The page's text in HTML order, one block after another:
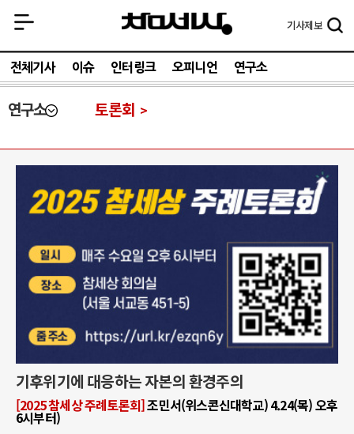
기사제보
전체기사 이슈 인터링크 오피니언 연구소
연구소 토론회
기후위기에 대응하는 자본의 환경주의
[2025 참세상 주례토론회]조민서(위스콘신대학교) 4.24(목) 오후
6시부터)